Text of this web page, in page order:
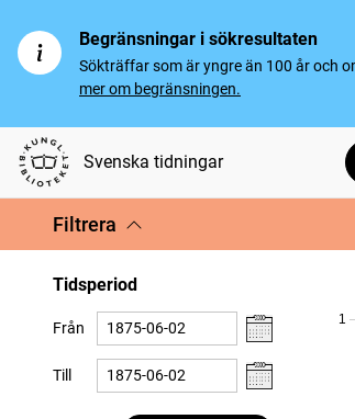
Begränsningar i sökresultaten
Sökträffar som är yngre än 100 år och
mer om begränsningen.
Svenska tidningar
Filtrera
Tidsperiod
Från
Till
1